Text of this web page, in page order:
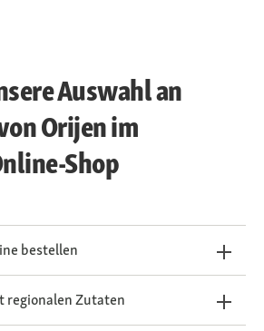
Auswahl an
Orijen im
Shop
bestellen
Zutaten